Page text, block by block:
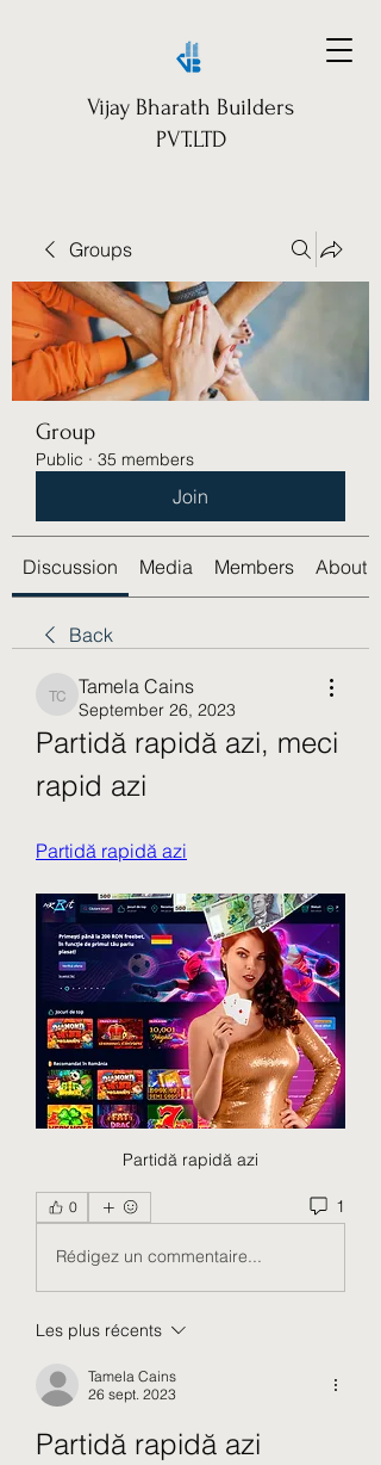
Vijay Bharath Builders
PVT.LTD
Groups
Group
Public · 35 members
Join
Discussion Media Members About
Back
Tamela Cains
Tamela Cains
September 26, 2023
Partidă rapidă azi, meci
rapid azi
Partidă rapidă azi
Partidă rapidă azi
0 1
Rédigez un commentaire...
Les plus récents
Tamela Cains
26 sept. 2023
Partidă rapidă azi